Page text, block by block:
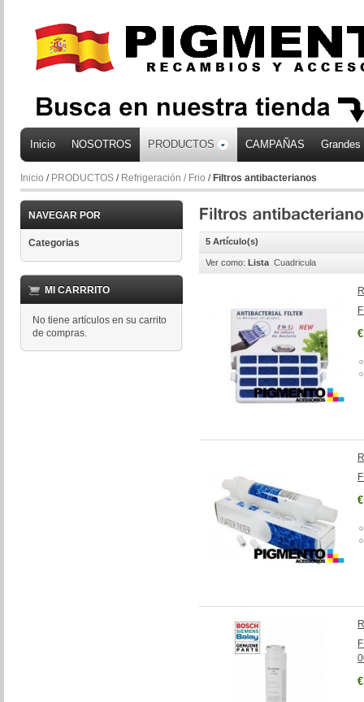
Inicio NOSOTROS PRODUCTOS CAMPAÑAS
Inicio / PRODUCTOS / Refrigeración / Frio / Filtros antibacterianos
NAVEGAR POR
Categorias
MI CARRRITO
No tiene artículos en su carrito
de compras.
5 Artículo(s)
Ver como: Lista Cuadricula